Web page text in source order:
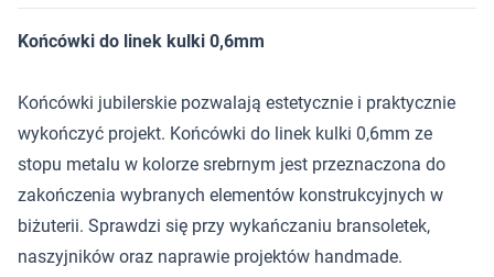
Końcówki do linek kulki 0,6mm
Końcówki jubilerskie pozwalają estetycznie i praktycznie
wykończyć projekt. Końcówki do linek kulki 0,6mm ze
stopu metalu w kolorze srebrnym jest przeznaczona do
zakończenia wybranych elementów konstrukcyjnych w
biżuterii. Sprawdzi się przy wykańczaniu bransoletek,
naszyjników oraz naprawie projektów handmade.